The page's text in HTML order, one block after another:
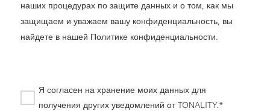
наших процедурах по защите данных и о том, как мы
защищаем и уважаем вашу конфиденциальность, вы
найдете в нашей Политике конфиденциальности.
Я согласен на хранение моих данных для
получения других уведомлений от TONALITY.*